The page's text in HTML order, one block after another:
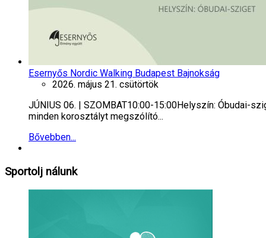
Esernyős Nordic Walking Budapest Bajnokság
2026. május 21. csütörtök
JÚNIUS 06. | SZOMBAT10:00-15:00Helyszín: Óbudai-
minden korosztályt megszólító...
Bővebben...
Sportolj nálunk